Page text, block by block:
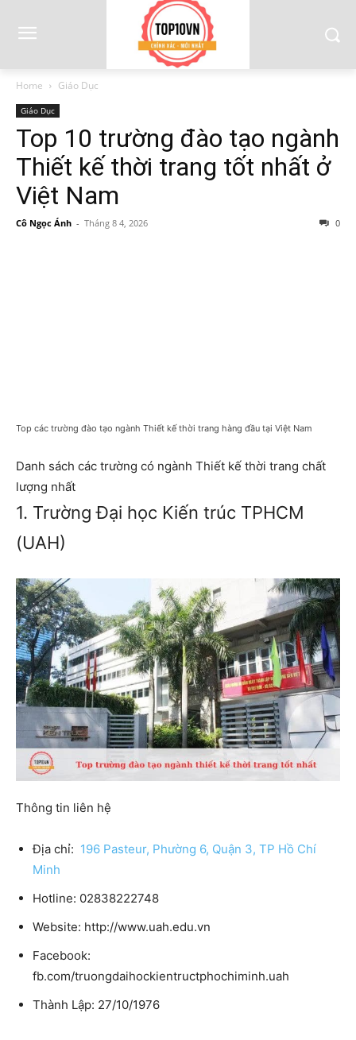
Home Giáo Dục
Giáo Dục
Top 10 trường đào tạo ngành
Thiết kế thời trang tốt nhất ở
Việt Nam
Cô Ngọc Ánh - Tháng 8 4, 2026 0
Top các trường đào tạo ngành Thiết kế thời trang hàng đầu tại Việt Nam
Danh sách các trường có ngành Thiết kế thời trang chất
lượng nhất
1. Trường Đại học Kiến trúc TPHCM
(UAH)
Thông tin liên hệ
Địa chỉ: 196 Pasteur, Phường 6, Quận 3, TP Hồ Chí
Minh
Hotline: 02838222748
Website: http://www.uah.edu.vn
Facebook:
fb.com/truongdaihockientructphochiminh.uah
Thành Lập: 27/10/1976